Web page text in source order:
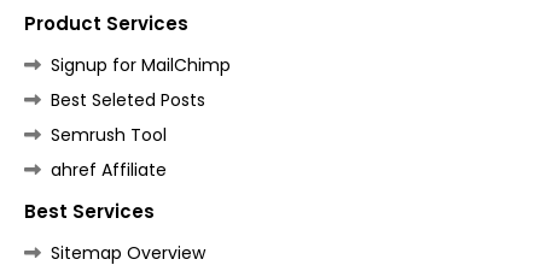
Product Services
Signup for MailChimp
Best Seleted Posts
Semrush Tool
ahref Affiliate
Best Services
Sitemap Overview